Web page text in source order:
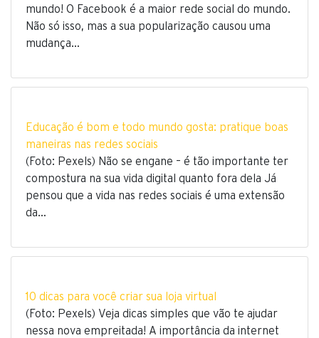
mundo! O Facebook é a maior rede social do mundo.
Não só isso, mas a sua popularização causou uma
mudança…
Educação é bom e todo mundo gosta: pratique boas
maneiras nas redes sociais
(Foto: Pexels) Não se engane – é tão importante ter
compostura na sua vida digital quanto fora dela Já
pensou que a vida nas redes sociais é uma extensão
da…
10 dicas para você criar sua loja virtual
(Foto: Pexels) Veja dicas simples que vão te ajudar
nessa nova empreitada! A importância da internet